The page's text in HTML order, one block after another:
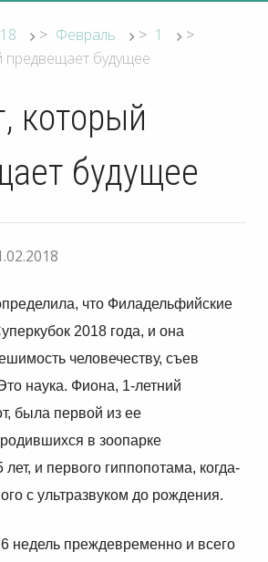
> Февраль > 1
>
предвещает будущее
который
будущее
что Филадельфийские
2018 года, и она
человечеству, съев
наука. Фиона, 1-летний
была первой из ее
в зоопарке
и первого гиппопотама, когда-
с ультразвуком до рождения.
недель преждевременно и всего